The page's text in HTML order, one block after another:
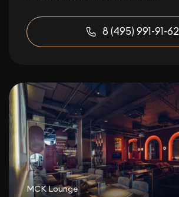
8 (495) 991-91-62
МСК Lounge